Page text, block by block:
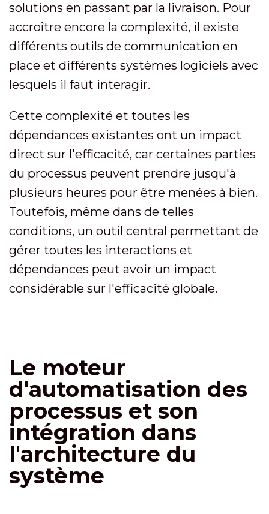
solutions en passant par la livraison. Pour
accroître encore la complexité, il existe
différents outils de communication en
place et différents systèmes logiciels avec
lesquels il faut interagir.
Cette complexité et toutes les
dépendances existantes ont un impact
direct sur l'efficacité, car certaines parties
du processus peuvent prendre jusqu'à
plusieurs heures pour être menées à bien.
Toutefois, même dans de telles
conditions, un outil central permettant de
gérer toutes les interactions et
dépendances peut avoir un impact
considérable sur l'efficacité globale.
Le moteur
d'automatisation des
processus et son
intégration dans
l'architecture du
système